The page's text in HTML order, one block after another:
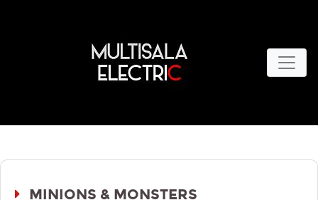
MINIONS & MONSTERS